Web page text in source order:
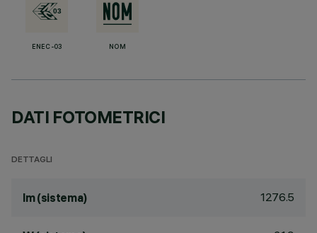
ENEC-03 NOM
DATI FOTOMETRICI
DETTAGLI
lm (sistema) 1276.5